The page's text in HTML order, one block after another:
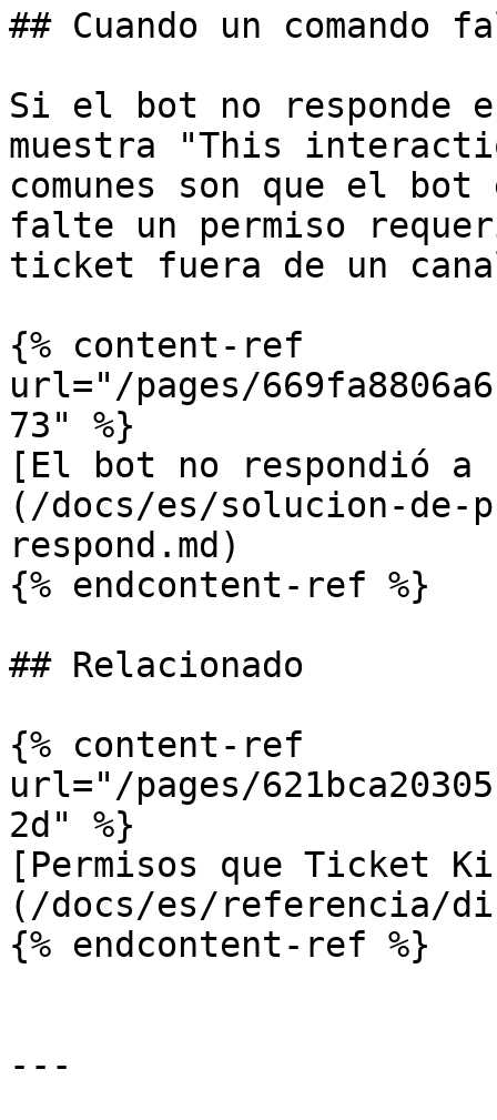
## Cuando un comando
Si el bot no responde
muestra "This
comunes son que el
falte un permiso
ticket fuera de un
{% content-ref
url="/pages/
73" %}
[El bot no respondió a
(/docs/es/solucion-de-
respond.md)
{% endcontent-ref %}
## Relacionado
{% content-ref
url="/pages/
2d" %}
[Permisos que Ticket
(/docs/es/referencia/
{% endcontent-ref %}
---